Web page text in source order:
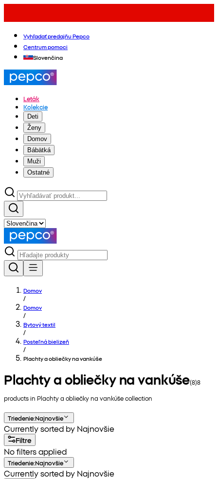
Vyhľadať predajňu Pepco
Centrum pomoci
Slovenčina
Leták
Kolekcie
Deti
Ženy
Domov
Bábätká
Muži
Ostatné
Domov
/
Domov
/
Bytový textil
/
Posteľná bielizeň
/
Plachty a obliečky na vankúše
Plachty a obliečky na vankúše(8)8
products in Plachty a obliečky na vankúšecollection
Triedenie:Najnovšie
Currently sorted by Najnovšie
Filtre
No filters applied
Triedenie:Najnovšie
Currently sorted by Najnovšie